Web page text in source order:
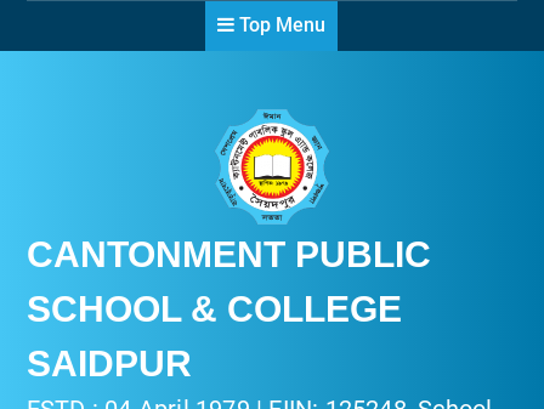
Top Menu
CANTONMENT PUBLIC
SCHOOL & COLLEGE
SAIDPUR